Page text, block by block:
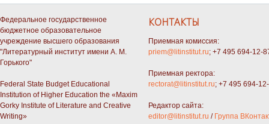
Федеральное государственное
бюджетное образовательное
учреждение высшего образования
"Литературный институт имени А. М.
Горького"
Federal State Budget Educational
Institution of Higher Education the «Maxim
Gorky Institute of Literature and Creative
Writing»
КОНТАКТЫ
Приемная комиссия:
priem@litinstitut.ru; +7 495 694-12-
Приемная ректора:
rectorat@litinstitut.ru; +7 495 694-
Редактор сайта:
editor@litinstitut.ru / Группа